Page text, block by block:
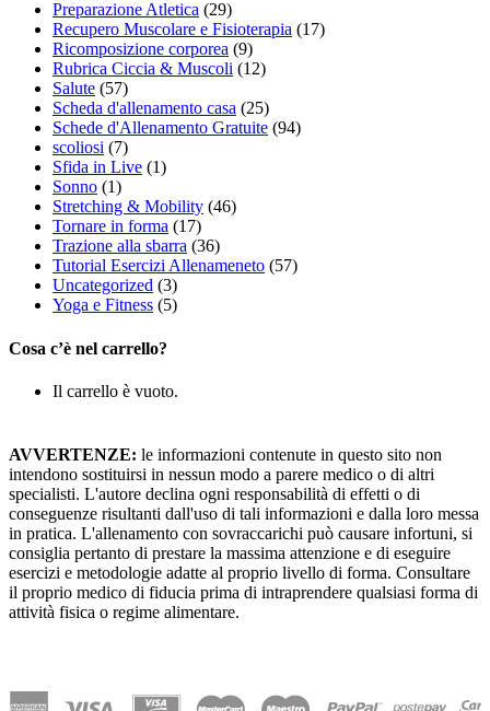
Preparazione Atletica (29)
Recupero Muscolare e Fisioterapia (17)
Ricomposizione corporea (9)
Rubrica Ciccia & Muscoli (12)
Salute (57)
Scheda d'allenamento casa (25)
Schede d'Allenamento Gratuite (94)
scoliosi (7)
Sfida in Live (1)
Sonno (1)
Stretching & Mobility (46)
Tornare in forma (17)
Trazione alla sbarra (36)
Tutorial Esercizi Allenameneto (57)
Uncategorized (3)
Yoga e Fitness (5)
Cosa c’è nel carrello?
Il carrello è vuoto.
AVVERTENZE: le informazioni contenute in questo sito non
intendono sostituirsi in nessun modo a parere medico o di altri
specialisti. L'autore declina ogni responsabilità di effetti o di
conseguenze risultanti dall'uso di tali informazioni e dalla loro messa
in pratica. L'allenamento con sovraccarichi può causare infortuni, si
consiglia pertanto di prestare la massima attenzione e di eseguire
esercizi e metodologie adatte al proprio livello di forma. Consultare
il proprio medico di fiducia prima di intraprendere qualsiasi forma di
attività fisica o regime alimentare.